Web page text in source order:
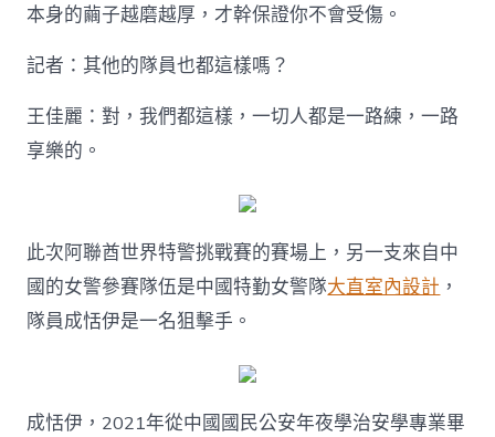
本身的繭子越磨越厚，才幹保證你不會受傷。
記者：其他的隊員也都這樣嗎？
王佳麗：對，我們都這樣，一切人都是一路練，一路
享樂的。
此次阿聯酋世界特警挑戰賽的賽場上，另一支來自中
國的女警參賽隊伍是中國特勤女警隊大直室內設計 ，
隊員成恬伊是一名狙擊手。
成恬伊，2021年從中國國民公安年夜學治安學專業畢